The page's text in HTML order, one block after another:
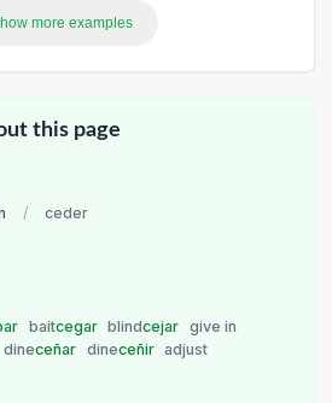
more examples
this page
/ ceder
baitcegar blindcejar give in
dineceñar dineceñir adjust